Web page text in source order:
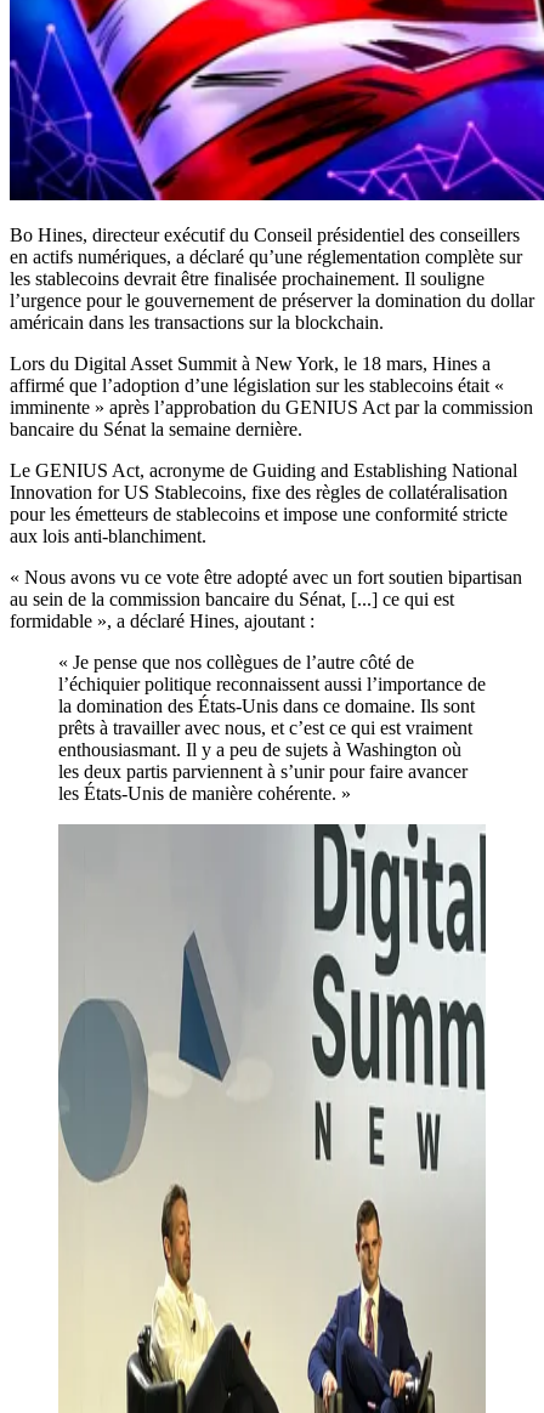
Bo Hines, directeur exécutif du Conseil présidentiel des conseillers
en actifs numériques, a déclaré qu’une réglementation complète sur
les stablecoins devrait être finalisée prochainement. Il souligne
l’urgence pour le gouvernement de préserver la domination du dollar
américain dans les transactions sur la blockchain.
Lors du Digital Asset Summit à New York, le 18 mars, Hines a
affirmé que l’adoption d’une législation sur les stablecoins était «
imminente » après l’approbation du GENIUS Act par la commission
bancaire du Sénat la semaine dernière.
Le GENIUS Act, acronyme de Guiding and Establishing National
Innovation for US Stablecoins, fixe des règles de collatéralisation
pour les émetteurs de stablecoins et impose une conformité stricte
aux lois anti-blanchiment.
« Nous avons vu ce vote être adopté avec un fort soutien bipartisan
au sein de la commission bancaire du Sénat, [...] ce qui est
formidable », a déclaré Hines, ajoutant :
« Je pense que nos collègues de l’autre côté de
l’échiquier politique reconnaissent aussi l’importance de
la domination des États-Unis dans ce domaine. Ils sont
prêts à travailler avec nous, et c’est ce qui est vraiment
enthousiasmant. Il y a peu de sujets à Washington où
les deux partis parviennent à s’unir pour faire avancer
les États-Unis de manière cohérente. »